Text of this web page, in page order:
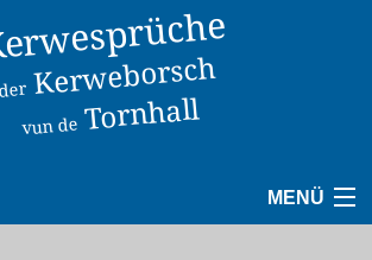
derKerweborsch
vun deTornhall
MENÜ